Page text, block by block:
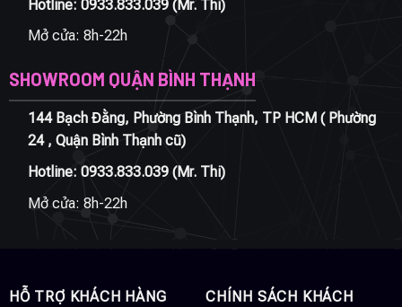
Hotline: 0933.833.039(Mr. Thi)
Mở cửa: 8h-22h
SHOWROOM QUẬN BÌNH THẠNH
144 Bạch Đằng, Phường Bình Thạnh, TP HCM ( Phường
24 , Quận Bình Thạnh cũ)
Hotline: 0933.833.039(Mr. Thi)
Mở cửa: 8h-22h
HỖ TRỢ KHÁCH HÀNG
CHÍNH SÁCH KHÁCH